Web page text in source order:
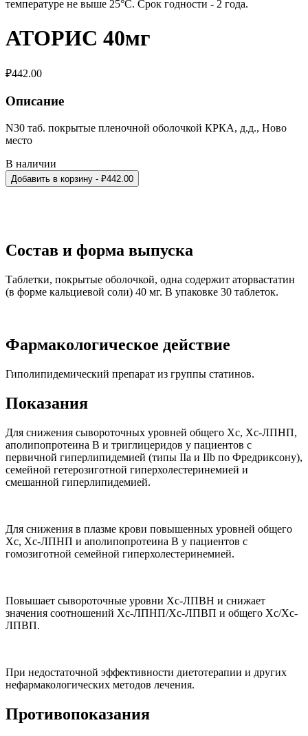
температуре не выше 25°С. Срок годности - 2 года.
АТОРИС 40мг
₽442.00
Описание
N30 таб. покрытые пленочной оболочкой КРКА, д.д., Ново
место
В наличии
Добавить в корзину - ₽442.00
Состав и форма выпуска
Таблетки, покрытые оболочкой, одна содержит аторвастатин
(в форме кальциевой соли) 40 мг. В упаковке 30 таблеток.
Фармакологическое действие
Гиполипидемический препарат из группы статинов.
Показания
Для снижения сывороточных уровней общего Хс, Хс-ЛПНП,
аполипопротеина В и триглицеридов у пациентов с
первичной гиперлипидемией (типы IIа и IIb по Фредриксону),
семейной гетерозиготной гиперхолестеринемией и
смешанной гиперлипидемией.
Для снижения в плазме крови повышенных уровней общего
Хс, Хс-ЛПНП и аполипопротеина В у пациентов с
гомозиготной семейной гиперхолестеринемией.
Повышает сывороточные уровни Хс-ЛПВН и снижает
значения соотношений Хс-ЛПНП/Хс-ЛПВП и общего Хс/Хс-
ЛПВП.
При недостаточной эффективности диетотерапии и других
нефармакологических методов лечения.
Противопоказания